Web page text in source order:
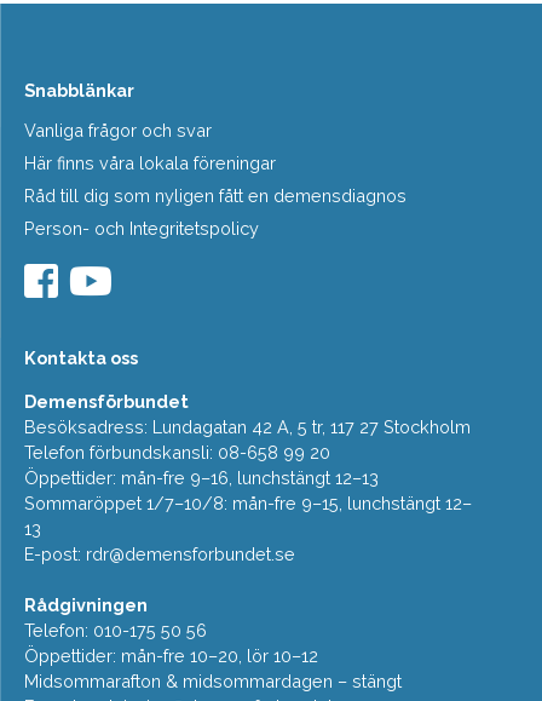
Snabblänkar
Vanliga frågor och svar
Här finns våra lokala föreningar
Råd till dig som nyligen fått en demensdiagnos
Person- och Integritetspolicy
Kontakta oss
Demensförbundet
Besöksadress: Lundagatan 42 A, 5 tr, 117 27 Stockholm
Telefon förbundskansli: 08-658 99 20
Öppettider: mån-fre 9–16, lunchstängt 12–13
Sommaröppet 1/7–10/8: mån-fre 9–15, lunchstängt 12–
13
E-post: rdr@demensforbundet.se
Rådgivningen
Telefon: 010-175 50 56
Öppettider: mån-fre 10–20, lör 10–12
Midsommarafton & midsommardagen – stängt